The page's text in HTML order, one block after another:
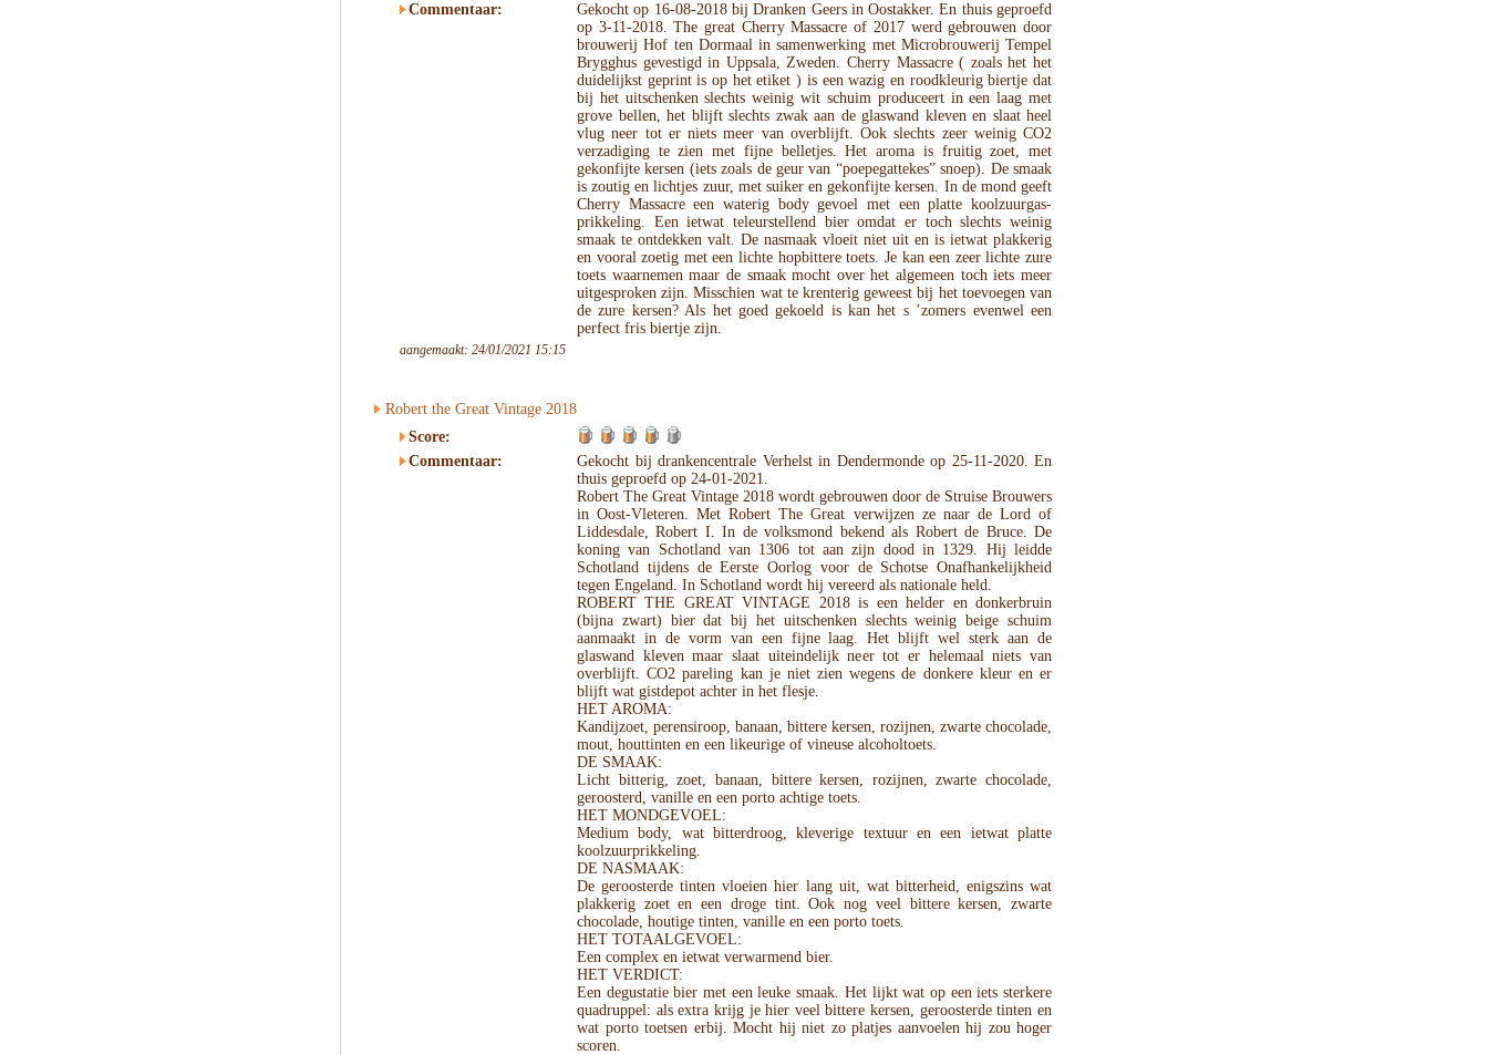
Commentaar:
Gekocht op 16-08-2018 bij Dranken Geers in Oostakker. En thuis geproefd
op 3-11-2018. The great Cherry Massacre of 2017 werd gebrouwen door
brouwerij Hof ten Dormaal in samenwerking met Microbrouwerij Tempel
Brygghus gevestigd in Uppsala, Zweden. Cherry Massacre ( zoals het het
duidelijkst geprint is op het etiket ) is een wazig en roodkleurig biertje dat
bij het uitschenken slechts weinig wit schuim produceert in een laag met
grove bellen, het blijft slechts zwak aan de glaswand kleven en slaat heel
vlug neer tot er niets meer van overblijft. Ook slechts zeer weinig CO2
verzadiging te zien met fijne belletjes. Het aroma is fruitig zoet, met
gekonfijte kersen (iets zoals de geur van “poepegattekes” snoep). De smaak
is zoutig en lichtjes zuur, met suiker en gekonfijte kersen. In de mond geeft
Cherry Massacre een waterig body gevoel met een platte koolzuurgas-
prikkeling. Een ietwat teleurstellend bier omdat er toch slechts weinig
smaak te ontdekken valt. De nasmaak vloeit niet uit en is ietwat plakkerig
en vooral zoetig met een lichte hopbittere toets. Je kan een zeer lichte zure
toets waarnemen maar de smaak mocht over het algemeen toch iets meer
uitgesproken zijn. Misschien wat te krenterig geweest bij het toevoegen van
de zure kersen? Als het goed gekoeld is kan het s ’zomers evenwel een
perfect fris biertje zijn.
aangemaakt: 24/01/2021 15:15
Robert the Great Vintage 2018
Score:
Commentaar:
Gekocht bij drankencentrale Verhelst in Dendermonde op 25-11-2020. En
thuis geproefd op 24-01-2021.
Robert The Great Vintage 2018 wordt gebrouwen door de Struise Brouwers
in Oost-Vleteren. Met Robert The Great verwijzen ze naar de Lord of
Liddesdale, Robert I. In de volksmond bekend als Robert de Bruce. De
koning van Schotland van 1306 tot aan zijn dood in 1329. Hij leidde
Schotland tijdens de Eerste Oorlog voor de Schotse Onafhankelijkheid
tegen Engeland. In Schotland wordt hij vereerd als nationale held.
ROBERT THE GREAT VINTAGE 2018 is een helder en donkerbruin
(bijna zwart) bier dat bij het uitschenken slechts weinig beige schuim
aanmaakt in de vorm van een fijne laag. Het blijft wel sterk aan de
glaswand kleven maar slaat uiteindelijk neer tot er helemaal niets van
overblijft. CO2 pareling kan je niet zien wegens de donkere kleur en er
blijft wat gistdepot achter in het flesje.
HET AROMA:
Kandijzoet, perensiroop, banaan, bittere kersen, rozijnen, zwarte chocolade,
mout, houttinten en een likeurige of vineuse alcoholtoets.
DE SMAAK:
Licht bitterig, zoet, banaan, bittere kersen, rozijnen, zwarte chocolade,
geroosterd, vanille en een porto achtige toets.
HET MONDGEVOEL:
Medium body, wat bitterdroog, kleverige textuur en een ietwat platte
koolzuurprikkeling.
DE NASMAAK:
De geroosterde tinten vloeien hier lang uit, wat bitterheid, enigszins wat
plakkerig zoet en een droge tint. Ook nog veel bittere kersen, zwarte
chocolade, houtige tinten, vanille en een porto toets.
HET TOTAALGEVOEL:
Een complex en ietwat verwarmend bier.
HET VERDICT:
Een degustatie bier met een leuke smaak. Het lijkt wat op een iets sterkere
quadruppel: als extra krijg je hier veel bittere kersen, geroosterde tinten en
wat porto toetsen erbij. Mocht hij niet zo platjes aanvoelen hij zou hoger
scoren.